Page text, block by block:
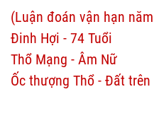
(Luận đoán vận hạn
Đinh Hợi - 74 Tuổi
Thổ Mạng - Âm Nữ
Ốc thượng Thổ - Đất trên